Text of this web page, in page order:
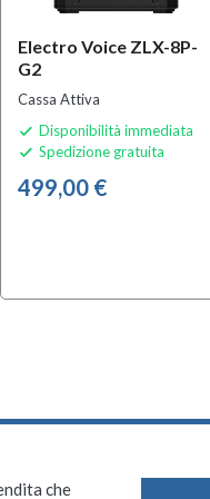
Electro Voice ZLX-8P-
G2
Cassa Attiva
 Disponibilità immediata
 Spedizione gratuita
499,00 €
che